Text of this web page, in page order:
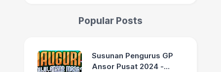
Popular Posts
Susunan Pengurus GP
Ansor Pusat 2024 -